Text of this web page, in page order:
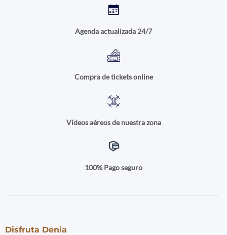
Agenda actualizada 24/7
Compra de tickets online
Vídeos aéreos de nuestra zona
100% Pago seguro
Disfruta Denia